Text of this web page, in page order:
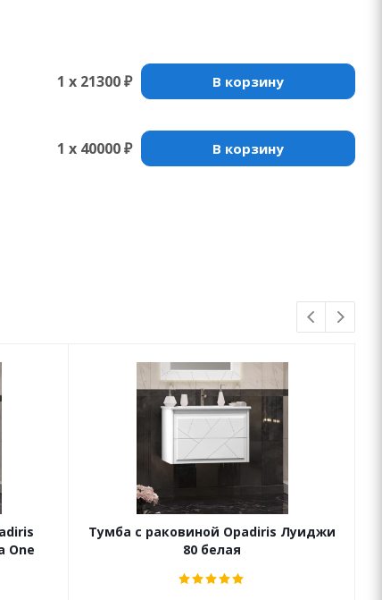
1 x 21300 ₽ В корзину
1 x 40000 ₽ В корзину
One
Тумба с раковиной Opadiris Луиджи
80 белая